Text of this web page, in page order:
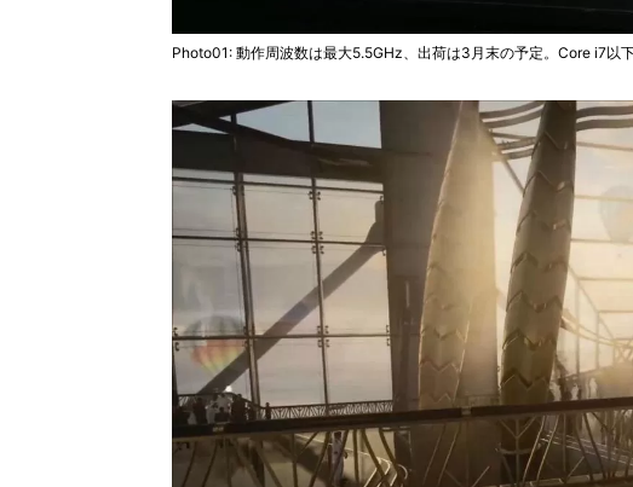
Photo01: 動作周波数は最大5.5GHz、出荷は3月末の予定。Core i7以